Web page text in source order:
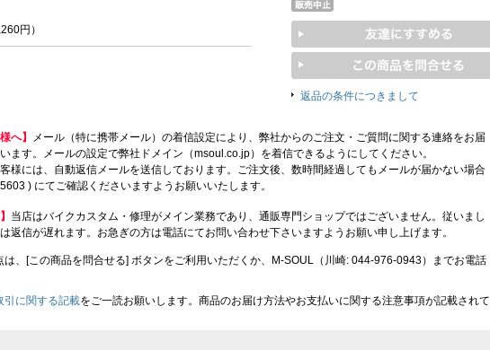
円）
返品の条件につきまして
へ】
メール（特に携帯メール）の着信設定により、弊社からのご注文・ご質問に関する連絡をお届
ます。メールの設定で弊社ドメイン（msoul.co.jp）を着信できるようにしてください。
様には、自動返信メールを送信しております。ご注文後、数時間経過してもメールが届かない場合
) にてご確認くださいますようお願いいたします。
当店はバイクカスタム・修理がメイン業務であり、通販専門ショップではございません。従いまし
返信が遅れます。お急ぎの方は電話にてお問い合わせ下さいますようお願い申し上げます。
は、[この商品を問合せる] ボタンをご利用いただくか、M-SOUL（川崎: 044-976-0943）までお電話
引に関する記載をご一読お願いします。商品のお届け方法やお支払いに関する注意事項が記載されて